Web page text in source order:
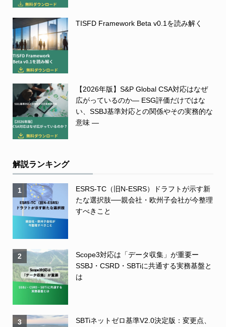
TISFD Framework Beta v0.1を読み解く
【2026年版】S&P Global CSA対応はなぜ
広がっているのか― ESG評価だけではな
い、SSBJ基準対応との関係やその実務的な
意味 ―
解説ランキング
1
ESRS-TC（旧N-ESRS）ドラフトが示す新
たな選択肢──親会社・欧州子会社が今整理
すべきこと
2
Scope3対応は「データ収集」が重要ー
SSBJ・CSRD・SBTiに共通する実務基盤と
は
3
SBTiネットゼロ基準V2.0決定版：変更点、